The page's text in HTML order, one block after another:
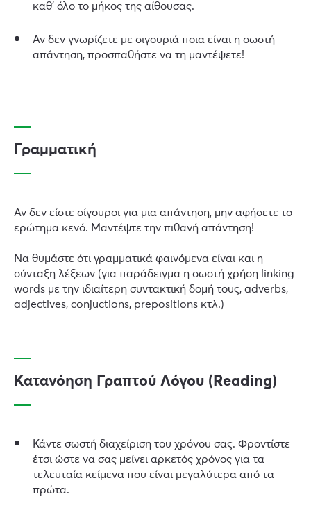
καθ’ όλο το μήκος της αίθουσας.
Αν δεν γνωρίζετε με σιγουριά ποια είναι η σωστή
απάντηση, προσπαθήστε να τη μαντέψετε!
Γραμματική
Αν δεν είστε σίγουροι για μια απάντηση, μην αφήσετε το
ερώτημα κενό. Μαντέψτε την πιθανή απάντηση!
Να θυμάστε ότι γραμματικά φαινόμενα είναι και η
σύνταξη λέξεων (για παράδειγμα η σωστή χρήση linking
words με την ιδιαίτερη συντακτική δομή τους, adverbs,
adjectives, conjuctions, prepositions κτλ.)
Κατανόηση Γραπτού Λόγου (Reading)
Κάντε σωστή διαχείριση του χρόνου σας. Φροντίστε
έτσι ώστε να σας μείνει αρκετός χρόνος για τα
τελευταία κείμενα που είναι μεγαλύτερα από τα
πρώτα.